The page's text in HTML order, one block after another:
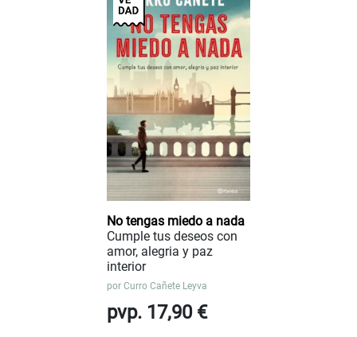
No tengas miedo a nada
Cumple tus deseos con
amor, alegria y paz
interior
por Curro Cañete Leyva
pvp. 17,90 €